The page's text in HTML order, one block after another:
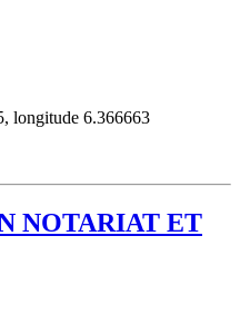
longitude 6.366663
NOTARIAT ET